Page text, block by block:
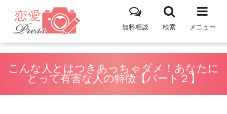
メニュー
検索
無料相談
こんな人とはつきあっちゃダメ！あなたに
とって有害な人の特徴【パート２】